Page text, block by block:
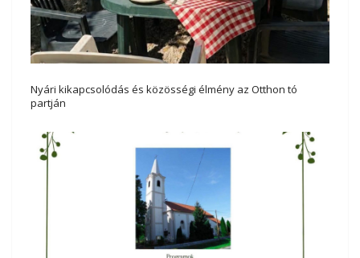
Nyári kikapcsolódás és közösségi élmény az Otthon tó
partján